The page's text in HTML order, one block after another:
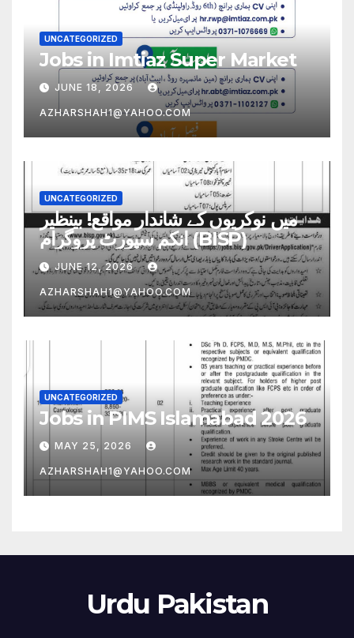
UNCATEGORIZED
Jobs in Imtiaz Super Market
JUNE 18, 2026
AZHARSHAH1@YAHOO.COM
UNCATEGORIZED
میں نوکریوں کے شاندار مواقع! بینظیر
انکم سپورٹ پروگرام (BISP)
JUNE 12, 2026
AZHARSHAH1@YAHOO.COM
UNCATEGORIZED
Jobs in PIMS Islamabad 2026
MAY 25, 2026
AZHARSHAH1@YAHOO.COM
Urdu Pakistan